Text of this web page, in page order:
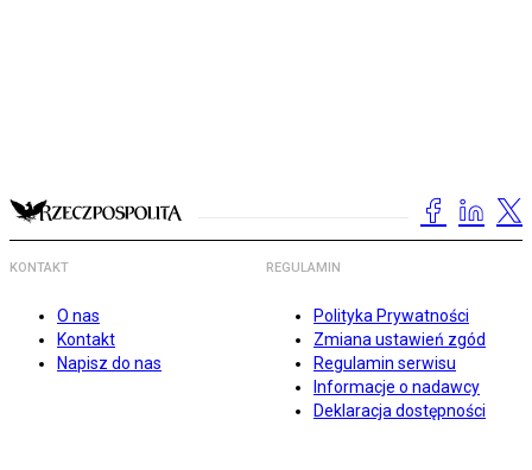
KONTAKT
O nas
Kontakt
Napisz do nas
REGULAMIN
Polityka Prywatności
Zmiana ustawień zgód
Regulamin serwisu
Informacje o nadawcy
Deklaracja dostępności